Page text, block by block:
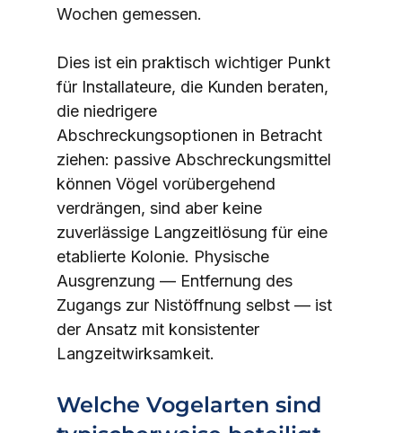
Wochen gemessen.
Dies ist ein praktisch wichtiger Punkt
für Installateure, die Kunden beraten,
die niedrigere
Abschreckungsoptionen in Betracht
ziehen: passive Abschreckungsmittel
können Vögel vorübergehend
verdrängen, sind aber keine
zuverlässige Langzeitlösung für eine
etablierte Kolonie. Physische
Ausgrenzung — Entfernung des
Zugangs zur Nistöffnung selbst — ist
der Ansatz mit konsistenter
Langzeitwirksamkeit.
Welche Vogelarten sind